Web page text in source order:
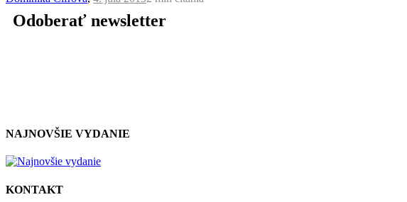
Odoberať newsletter
NAJNOVŠIE VYDANIE
KONTAKT